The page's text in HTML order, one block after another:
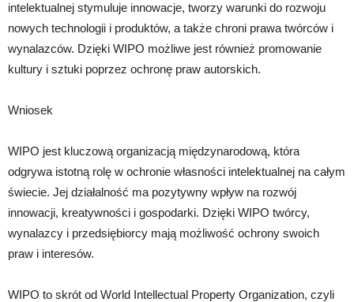
intelektualnej stymuluje innowacje, tworzy warunki do rozwoju
nowych technologii i produktów, a także chroni prawa twórców i
wynalazców. Dzięki WIPO możliwe jest również promowanie
kultury i sztuki poprzez ochronę praw autorskich.
Wniosek
WIPO jest kluczową organizacją międzynarodową, która
odgrywa istotną rolę w ochronie własności intelektualnej na całym
świecie. Jej działalność ma pozytywny wpływ na rozwój
innowacji, kreatywności i gospodarki. Dzięki WIPO twórcy,
wynalazcy i przedsiębiorcy mają możliwość ochrony swoich
praw i interesów.
WIPO to skrót od World Intellectual Property Organization, czyli